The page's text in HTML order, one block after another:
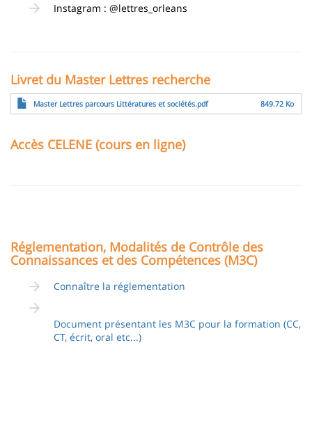
Instagram : @lettres_orleans
Livret du Master Lettres recherche
FichierMaster Lettres parcours Littératures et sociétés.pdf 849.72 Ko
Accès CELENE (cours en ligne)
Réglementation, Modalités de Contrôle des
Connaissances et des Compétences (M3C)
Connaître la réglementation
Document présentant les M3C pour la formation (CC,
CT, écrit, oral etc...)